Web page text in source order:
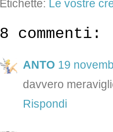
Etichette: Le vostre
8 commenti:
ANTO 19
davvero
Rispondi